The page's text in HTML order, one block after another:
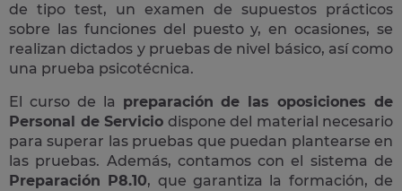
de tipo test, un examen de supuestos prácticos
sobre las funciones del puesto y, en ocasiones, se
realizan dictados y pruebas de nivel básico, así como
una prueba psicotécnica.
El curso de la preparación de las oposiciones de
Personal de Servicio dispone del material necesario
para superar las pruebas que puedan plantearse en
las pruebas. Además, contamos con el sistema de
Preparación P8.10, que garantiza la formación, de